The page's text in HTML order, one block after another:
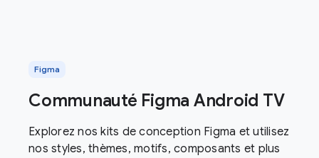
Figma
Communauté Figma Android TV
Explorez nos kits de conception Figma et utilisez
nos styles, thèmes, motifs, composants et plus